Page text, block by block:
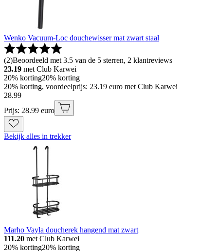
Wenko Vacuum-Loc douchewisser mat zwart staal
(2)Beoordeeld met 3.5 van de 5 sterren, 2 klantreviews
23.19 met Club Karwei
20% korting20% korting
20% korting, voordeelprijs: 23.19 euro met Club Karwei
28.99
Prijs: 28.99 euro
Bekijk alles in trekker
Marho Vayla doucherek hangend mat zwart
111.20 met Club Karwei
20% korting20% korting